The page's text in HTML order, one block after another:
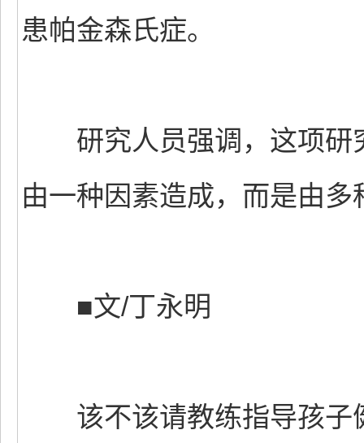
患帕金森氏症。
研究人员强调，这项研
由一种因素造成，而是由
■文/丁永明
该不该请教练指导孩子